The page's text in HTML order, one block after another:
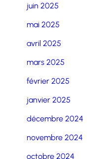
juin 2025
mai 2025
avril 2025
mars 2025
février 2025
janvier 2025
décembre 2024
novembre 2024
octobre 2024